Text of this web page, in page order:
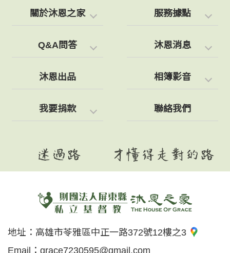
關於沐恩之家 服務據點
Q&A問答 沐恩消息
沐恩出品 相簿影音
我要捐款 聯絡我們
高雄市苓雅區中正一路372號12樓之3